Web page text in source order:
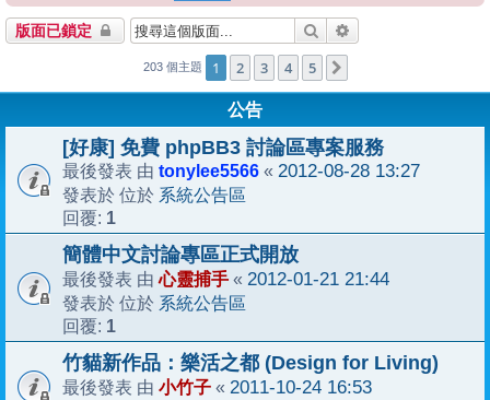
版面已鎖定 搜尋
203 個主題 1 2 3 4 5
公告
[好康] 免費 phpBB3 討論區專案服務
最後發表 由 tonylee5566 « 2012-08-28 13:27
發表於 位於 系統公告區
回覆: 1
簡體中文討論專區正式開放
最後發表 由心靈捕手 « 2012-01-21 21:44
發表於 位於 系統公告區
回覆: 1
竹貓新作品：樂活之都 (Design for Living)
最後發表 由 小竹子 « 2011-10-24 16:53